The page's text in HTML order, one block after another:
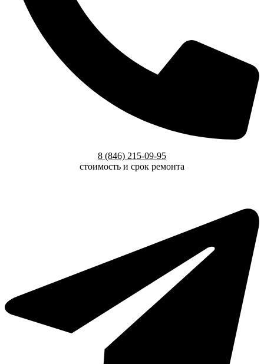
8 (846) 215-09-95
стоимость и срок ремонта